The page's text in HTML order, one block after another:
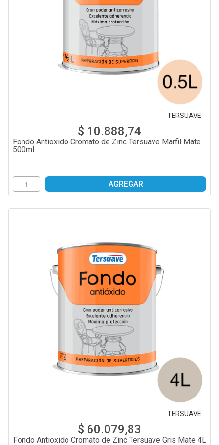
TERSUAVE
$ 10.888,74
Fondo Antioxido Cromato de Zinc Tersuave Marfil Mate
500ml
AGREGAR
TERSUAVE
$ 60.079,83
Fondo Antioxido Cromato de Zinc Tersuave Gris Mate 4L